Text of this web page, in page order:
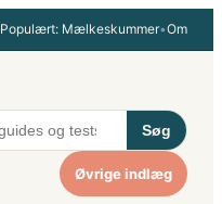
Populært: Mælkeskummer•Om
Søg
Øvrige indlæg